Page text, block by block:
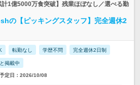
1億5000万食突破】残業ほぼなし／選べる勤
の【ピッキングスタッフ】完全週休2
転勤なし 学歴不問 完全週休2日制
掲載中
定日：2026/10/08